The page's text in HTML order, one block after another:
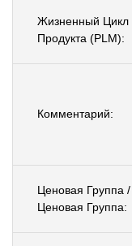
Жизненный Цикл
Продукта (PLM):
Комментарий:
Ценовая Группа /
Ценовая Группа: